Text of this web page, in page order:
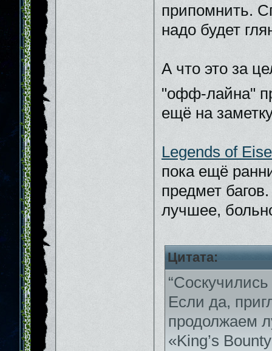
припомнить.
надо будет
А что это за
"офф-лайна"
ещё на
Legends of
пока ещё
предмет
лучшее,
Цитата:
Если да,
продолжаем
«King’s